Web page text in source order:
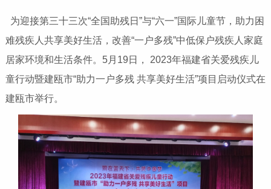
为迎接第三十三次“全国助残日”与“六一”国际儿童节，助力困
难残疾人共享美好生活，改善“一户多残”中低保户残疾人家庭
居家环境和生活条件。5月19日， 2023年福建省关爱残疾儿
童行动暨建瓯市“助力一户多残 共享美好生活”项目启动仪式在
建瓯市举行。